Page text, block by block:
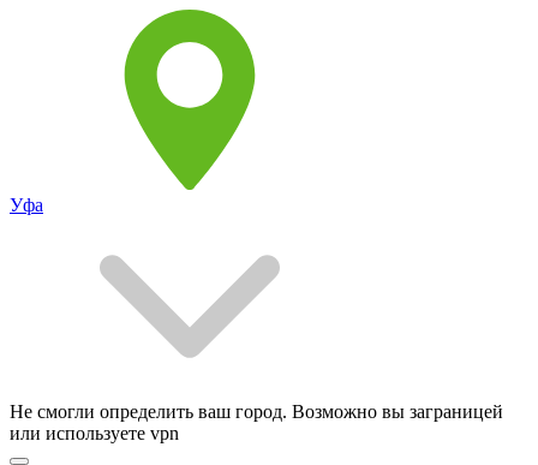
Уфа
Не смогли определить ваш город. Возможно вы заграницей
или используете vpn